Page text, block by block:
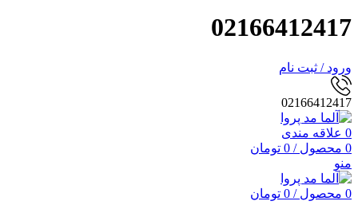
02166412417
ورود / ثبت نام
02166412417
0 علاقه مندی
0 محصول /
0 تومان
منو
0 محصول /
0 تومان